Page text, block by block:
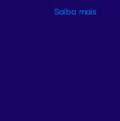
Saiba mais